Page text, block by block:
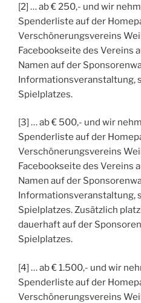
[2] … ab € 250,- und wir
Spenderliste auf der
Verschönerungsvereins
Facebookseite des Vereins
Namen auf der
Informationsveranstaltung,
Spielplatzes.
[3] … ab € 500,- und wir
Spenderliste auf der
Verschönerungsvereins
Facebookseite des Vereins
Namen auf der
Informationsveranstaltung,
Spielplatzes. Zusätzlich
dauerhaft auf der
Spielplatzes.
[4] … ab € 1.500,- und wir
Spenderliste auf der
Verschönerungsvereins